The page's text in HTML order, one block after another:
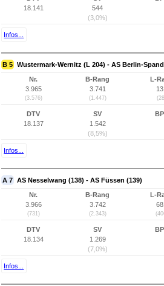
18.141
544
(3,0%)
Infos...
B 5 Wustermark-Wernitz (L 204) - AS Berlin-
Nr.
3.965
(3.576)
B-Rang
3.741
(1.447)
L-
DTV
18.137
SV
1.542
(8,5%)
Infos...
A 7 AS Nesselwang (138) - AS Füssen (139)
Nr.
3.966
(731)
B-Rang
3.742
(2.343)
L-
DTV
18.134
SV
1.269
(7,0%)
Infos...